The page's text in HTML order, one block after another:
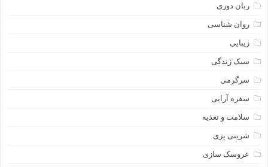
ربان دوزی
روان شناسی
زیبایی
سبک زندگی
سرگرمی
سفره آرایی
سلامت و تغذیه
شرینی پزی
عروسک سازی